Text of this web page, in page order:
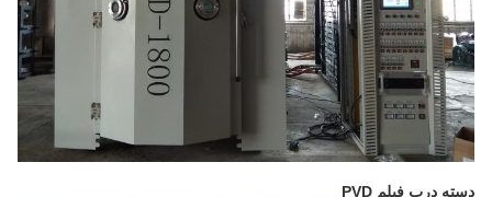
دسته درب فیلم PVD